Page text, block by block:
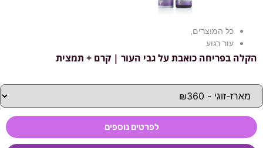
כל המוצרים,
עור רגוע
הקלה בפריחה כואבת על גבי העור | קרם + תמצית
לפרטים נוספים